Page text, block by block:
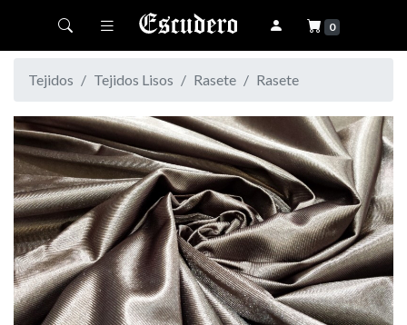
Toggle navigation 0
Tejidos Tejidos Lisos Rasete Rasete